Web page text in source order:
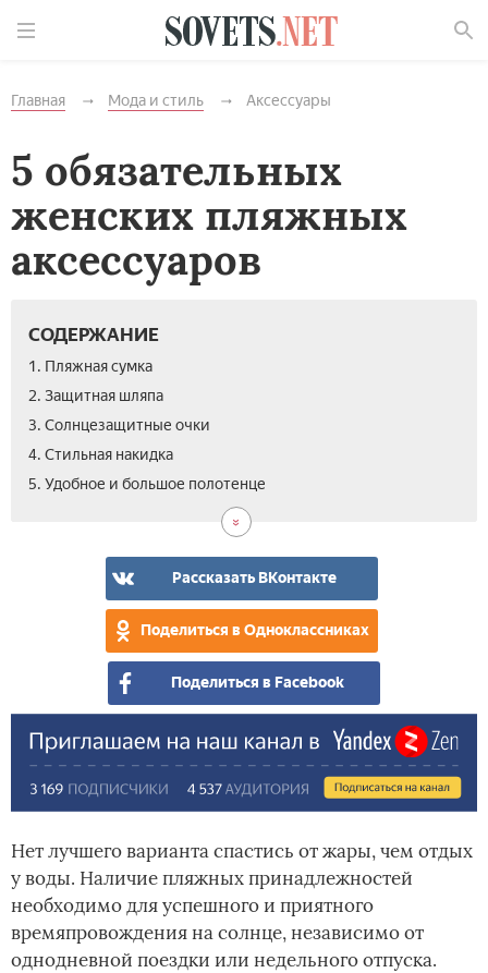
Главная Мода и стиль Аксессуары
5 обязательных
женских пляжных
аксессуаров
СОДЕРЖАНИЕ
1. Пляжная сумка
2. Защитная шляпа
3. Солнцезащитные очки
4. Стильная накидка
5. Удобное и большое полотенце
Рассказать ВКонтакте
Поделиться в Одноклассниках
Поделиться в Facebook
Нет лучшего варианта спастись от жары, чем отдых
у воды. Наличие пляжных принадлежностей
необходимо для успешного и приятного
времяпровождения на солнце, независимо от
однодневной поездки или недельного отпуска.